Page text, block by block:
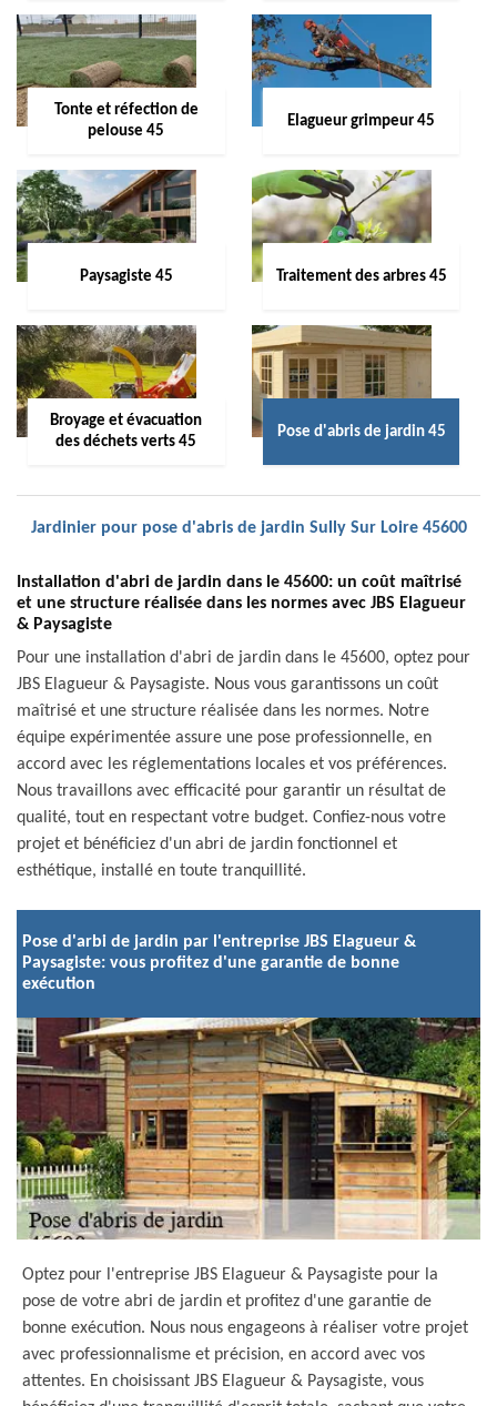
Tonte et réfection de
pelouse 45
Elagueur grimpeur 45
Paysagiste 45 Traitement des arbres 45
Broyage et évacuation
des déchets verts 45
Pose d'abris de jardin 45
Jardinier pour pose d'abris de jardin Sully Sur Loire 45600
Installation d'abri de jardin dans le 45600: un coût maîtrisé
et une structure réalisée dans les normes avec JBS Elagueur
& Paysagiste
Pour une installation d'abri de jardin dans le 45600, optez pour
JBS Elagueur & Paysagiste. Nous vous garantissons un coût
maîtrisé et une structure réalisée dans les normes. Notre
équipe expérimentée assure une pose professionnelle, en
accord avec les réglementations locales et vos préférences.
Nous travaillons avec efficacité pour garantir un résultat de
qualité, tout en respectant votre budget. Confiez-nous votre
projet et bénéficiez d'un abri de jardin fonctionnel et
esthétique, installé en toute tranquillité.
Pose d'arbi de jardin par l'entreprise JBS Elagueur &
Paysagiste: vous profitez d'une garantie de bonne
exécution
Optez pour l'entreprise JBS Elagueur & Paysagiste pour la
pose de votre abri de jardin et profitez d'une garantie de
bonne exécution. Nous nous engageons à réaliser votre projet
avec professionnalisme et précision, en accord avec vos
attentes. En choisissant JBS Elagueur & Paysagiste, vous